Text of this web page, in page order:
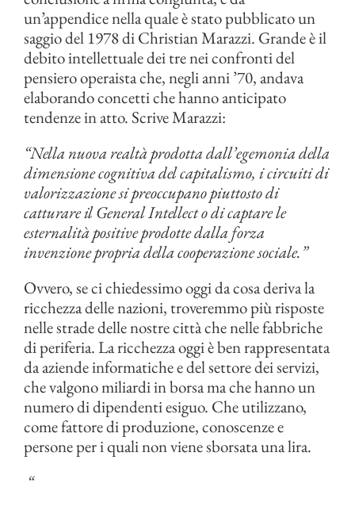
un’appendice nella quale è stato pubblicato un
saggio del 1978 di Christian Marazzi. Grande è il
debito intellettuale dei tre nei confronti del
pensiero operaista che, negli anni ’70, andava
elaborando concetti che hanno anticipato
tendenze in atto. Scrive Marazzi:
“Nella nuova realtà prodotta dall’egemonia della
dimensione cognitiva del capitalismo, i circuiti di
valorizzazione si preoccupano piuttosto di
catturare il General Intellect o di captare le
esternalità positive prodotte dalla forza
invenzione propria della cooperazione sociale.”
Ovvero, se ci chiedessimo oggi da cosa deriva la
ricchezza delle nazioni, troveremmo più risposte
nelle strade delle nostre città che nelle fabbriche
di periferia. La ricchezza oggi è ben rappresentata
da aziende informatiche e del settore dei servizi,
che valgono miliardi in borsa ma che hanno un
numero di dipendenti esiguo. Che utilizzano,
come fattore di produzione, conoscenze e
persone per i quali non viene sborsata una lira.
“